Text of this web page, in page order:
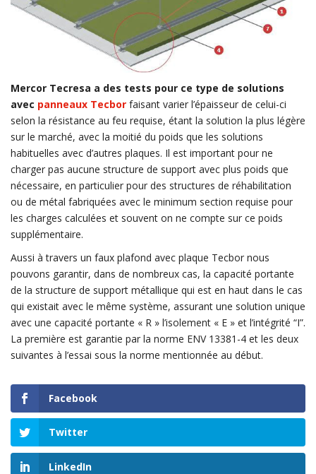
Mercor Tecresa a des tests pour ce type de solutions
avec panneaux Tecbor faisant varier l’épaisseur de celui-ci
selon la résistance au feu requise, étant la solution la plus légère
sur le marché, avec la moitié du poids que les solutions
habituelles avec d’autres plaques. Il est important pour ne
charger pas aucune structure de support avec plus poids que
nécessaire, en particulier pour des structures de réhabilitation
ou de métal fabriquées avec le minimum section requise pour
les charges calculées et souvent on ne compte sur ce poids
supplémentaire.
Aussi à travers un faux plafond avec plaque Tecbor nous
pouvons garantir, dans de nombreux cas, la capacité portante
de la structure de support métallique qui est en haut dans le cas
qui existait avec le même système, assurant une solution unique
avec une capacité portante « R » l’isolement « E » et l’intégrité “I”.
La première est garantie par la norme ENV 13381-4 et les deux
suivantes à l’essai sous la norme mentionnée au début.
Facebook
Twitter
LinkedIn